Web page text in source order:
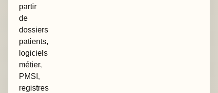
partir
de
dossiers
patients,
logiciels
métier,
PMSI,
registres